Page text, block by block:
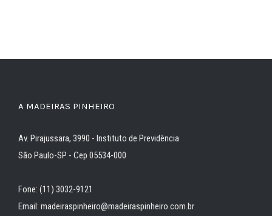
A MADEIRAS PINHEIRO
Av. Pirajussara, 3990 - Instituto de Previdência
São Paulo-SP - Cep 05534-000
Fone: (11) 3032-9121
Email: madeiraspinheiro@madeiraspinheiro.com.br